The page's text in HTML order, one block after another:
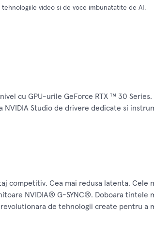
video si de voce imbunatatite de AI.
cu GPU-urile GeForce RTX ™ 30
Studio de drivere dedicate si
competitiv. Cea mai redusa latenta. Cele
NVIDIA® G-SYNC®. Doboara tintele
de tehnologii create pentru a